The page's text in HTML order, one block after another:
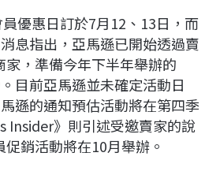
優惠日訂於7月12、13日，而
息指出，亞馬遜已開始透過賣
，準備今年下半年舉辦的
目前亞馬遜並未確定活動日
遜的通知預估活動將在第四季
Insider》則引述受邀賣家的說
銷活動將在10月舉辦。